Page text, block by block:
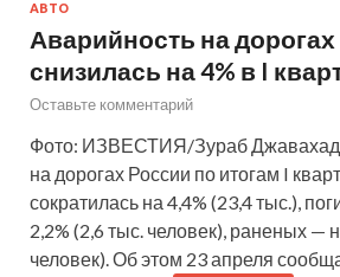
АВТО
Аварийность на
снизилась на 4% в I
Оставьте комментарий
Фото: ИЗВЕСТИЯ/Зураб
на дорогах России по итогам I
сократилась на 4,4% (23,4 тыс.),
2,2% (2,6 тыс. человек), раненых —
человек). Об этом 23 апреля